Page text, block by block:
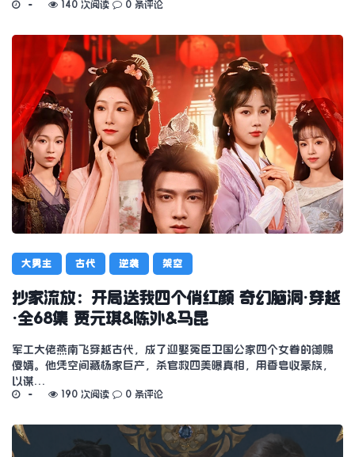
140 次阅读 0 条评论
大男主 古代 逆袭 架空
抄家流放：开局送我四个俏红颜 奇幻脑洞·穿越
·全68集 贾元琪&陈外&马昆
军工大佬燕南飞穿越古代，成了迎娶冤臣卫国公家四个女眷的御赐
傻婿。他凭空间藏杨家巨产，杀官救四美曝真相，用香皂收豪族，
以谋…
190 次阅读 0 条评论